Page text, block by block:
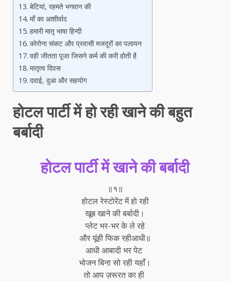
बेटियां, रहमते भगवान की
माँ का आशीर्वाद
हमारी मातृ भाषा हिन्दी
कोरोना संकट और प्रवासी मजदूरों का पलायन
वही जीतता पूजा जिसने कर्म की करी होती है
मातृत्व दिवस
दवाई, दुआ और सहयोग
होटल पार्टी में हो रही खाने की बहुत
बर्बादी
होटल पार्टी में खाने की बर्बादी
॥१॥
होटल रेस्टोरेंट में हो रही
खूब खाने की बर्बादी।
प्लेट भर-भर के ले रहे
और यूंही फिक रहीआधी॥
आधी आबादी भर पेट
भोजन बिना सो रही यहाँ।
तो आप ज़रूरत का ही